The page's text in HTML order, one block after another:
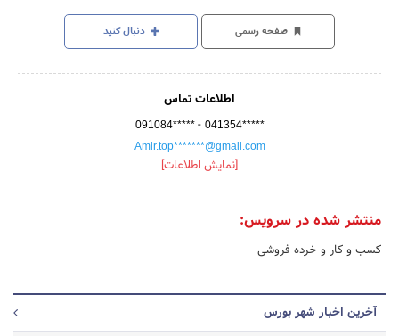
صفحه رسمی دنبال کنید
اطلاعات تماس
091084***** - 041354*****
Amir.top*******@gmail.com
[نمایش اطلاعات]
منتشر شده در سرویس:
کسب و کار و خرده فروشی
آخرین اخبار شهر بورس